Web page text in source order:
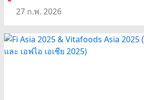
27 ก.พ. 2026